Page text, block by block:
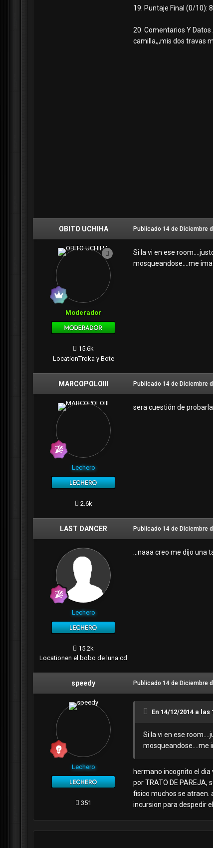
19. Puntaje Final (0/10):
20. Comentarios Y
camilla,,,mis dos travas
OBITO UCHIHA
Moderador
15.6k
LocationTroka y Bote
Publicado 14 de Diciembre
Si la vi en ese
mosqueandose....me
MARCOPOLOIII
Lechero
2.6k
Publicado 14 de Diciembre
sera cuestión de
LAST DANCER
Lechero
15.2k
Locationen el bobo de luna cd
Publicado 14 de Diciembre
...naaa creo me dijo
speedy
Lechero
351
Publicado 14 de Diciembre
En 14/12/2014 a
Si la vi en ese
mosqueandose....me
hermano incognito el
por TRATO DE
fisico muchos se atraen.
incursion para despedir